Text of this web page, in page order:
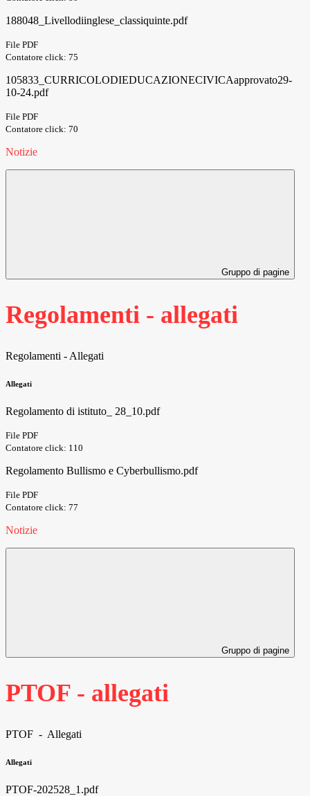
188048_Livellodiinglese_classiquinte.pdf
File PDF
Contatore click: 75
105833_CURRICOLODIEDUCAZIONECIVICAapprovato29-
10-24.pdf
File PDF
Contatore click: 70
Notizie
Gruppo di pagine
Regolamenti - allegati
Regolamenti - Allegati
Allegati
Regolamento di istituto_ 28_10.pdf
File PDF
Contatore click: 110
Regolamento Bullismo e Cyberbullismo.pdf
File PDF
Contatore click: 77
Notizie
Gruppo di pagine
PTOF - allegati
PTOF - Allegati
Allegati
PTOF-202528_1.pdf